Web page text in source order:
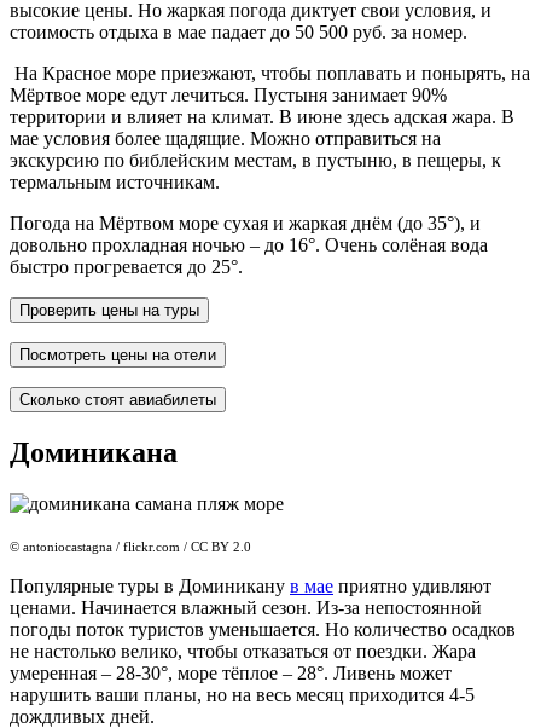
высокие цены. Но жаркая погода диктует свои условия, и
стоимость отдыха в мае падает до 50 500 руб. за номер.
На Красное море приезжают, чтобы поплавать и понырять, на
Мёртвое море едут лечиться. Пустыня занимает 90%
территории и влияет на климат. В июне здесь адская жара. В
мае условия более щадящие. Можно отправиться на
экскурсию по библейским местам, в пустыню, в пещеры, к
термальным источникам.
Погода на Мёртвом море сухая и жаркая днём (до 35°), и
довольно прохладная ночью – до 16°. Очень солёная вода
быстро прогревается до 25°.
Проверить цены на туры
Посмотреть цены на отели
Сколько стоят авиабилеты
Доминикана
© antoniocastagna / flickr.com / CC BY 2.0
Популярные туры в Доминикану в мае приятно удивляют
ценами. Начинается влажный сезон. Из-за непостоянной
погоды поток туристов уменьшается. Но количество осадков
не настолько велико, чтобы отказаться от поездки. Жара
умеренная – 28-30°, море тёплое – 28°. Ливень может
нарушить ваши планы, но на весь месяц приходится 4-5
дождливых дней.